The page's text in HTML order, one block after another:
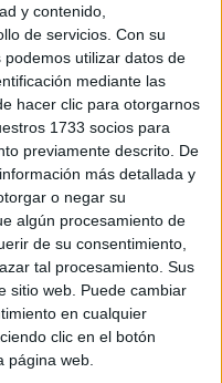
y contenido,
de servicios. Con su
utilizar datos de
mediante las
hacer clic para otorgarnos
1733 socios para
previamente descrito. De
más detallada y
o negar su
algún procesamiento de
de su consentimiento,
tal procesamiento. Sus
sitio web. Puede cambiar
en cualquier
clic en el botón
página web.
son excelentes
fisiológicos, ya que
ni proliferanpara
a diferencia de otras
de esperma
posible aplicación
tratando o
en el
.